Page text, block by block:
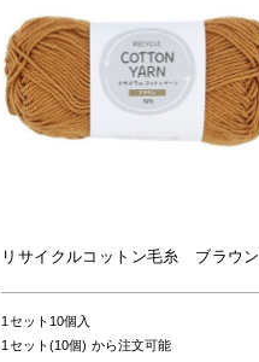
リサイクルコットン毛糸 ブラウン
1セット10個入
1セット(10個) から注文可能